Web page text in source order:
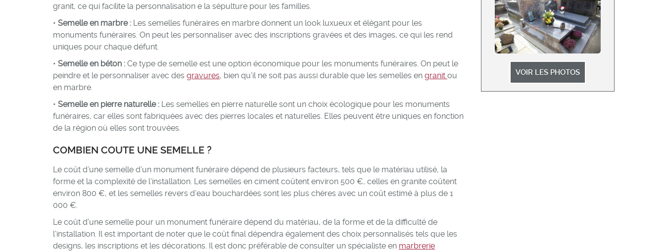
granit, ce qui facilite la personnalisation e la sépulture pour les familles.
• Semelle en marbre : Les semelles funéraires en marbre donnent un look luxueux et élégant pour les
monuments funéraires. On peut les personnaliser avec des inscriptions gravées et des images, ce qui les rend
uniques pour chaque défunt.
• Semelle en béton : Ce type de semelle est une option économique pour les monuments funéraires. On peut le
peindre et le personnaliser avec des gravures, bien qu’il ne soit pas aussi durable que les semelles en granit ou
en marbre.
• Semelle en pierre naturelle : Les semelles en pierre naturelle sont un choix écologique pour les monuments
funéraires, car elles sont fabriquées avec des pierres locales et naturelles. Elles peuvent être uniques en fonction
de la région où elles sont trouvées.
COMBIEN COUTE UNE SEMELLE ?
Le coût d’une semelle d’un monument funéraire dépend de plusieurs facteurs, tels que le matériau utilisé, la
forme et la complexité de l’installation. Les semelles en ciment coûtent environ 500 €, celles en granite coûtent
environ 800 €, et les semelles revers d’eau bouchardées sont les plus chères avec un coût estimé à plus de 1
000 €.
Le coût d’une semelle pour un monument funéraire dépend du matériau, de la forme et de la difficulté de
l’installation. Il est important de noter que le coût final dépendra également des choix personnalisés tels que les
designs, les inscriptions et les décorations. Il est donc préférable de consulter un spécialiste en marbrerie
VOIR LES PHOTOS